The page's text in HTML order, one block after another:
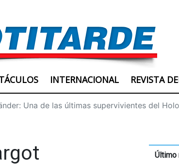
INTERNACIONAL REVISTA
Una de las últimas supervivientes del
Último